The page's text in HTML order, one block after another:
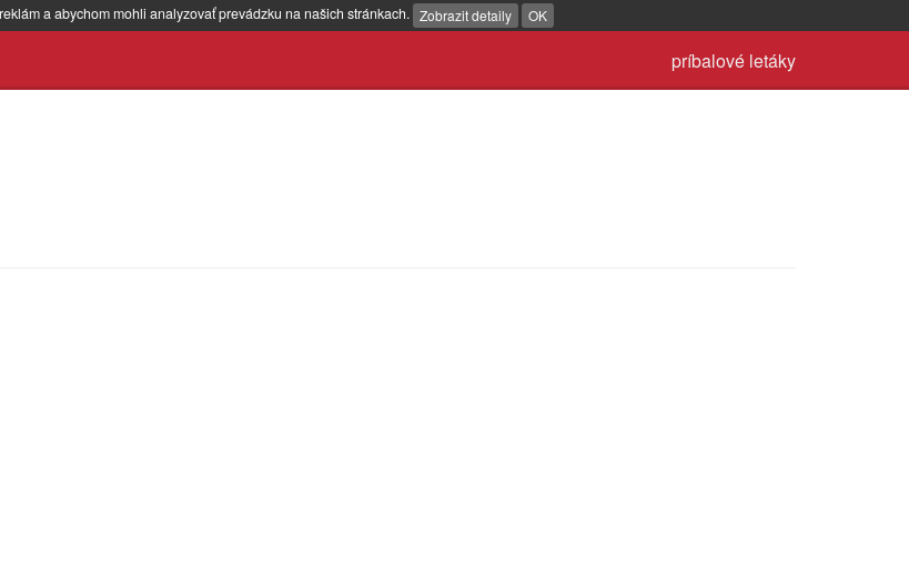
a abychom mohli analyzovať prevádzku na našich stránkach. Zobrazit detaily OK
príbalové letáky